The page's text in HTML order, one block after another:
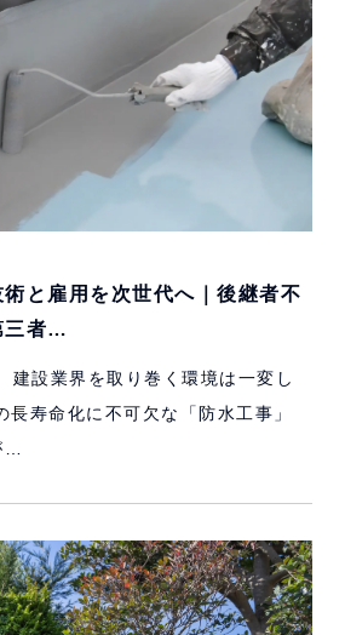
と雇用を次世代へ｜後継者不
三者…
建設業界を取り巻く環境は一変し
長寿命化に不可欠な「防水工事」
…